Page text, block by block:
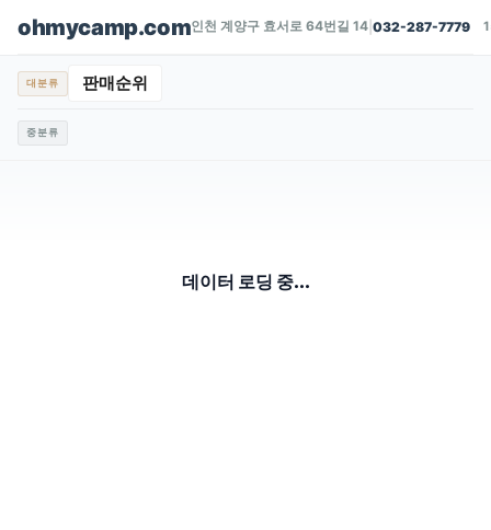
ohmycamp.com인천 계양구 효서로 64번길 14 |032-287-7779
대분류 판매순위
중분류
데이터 로딩 중...